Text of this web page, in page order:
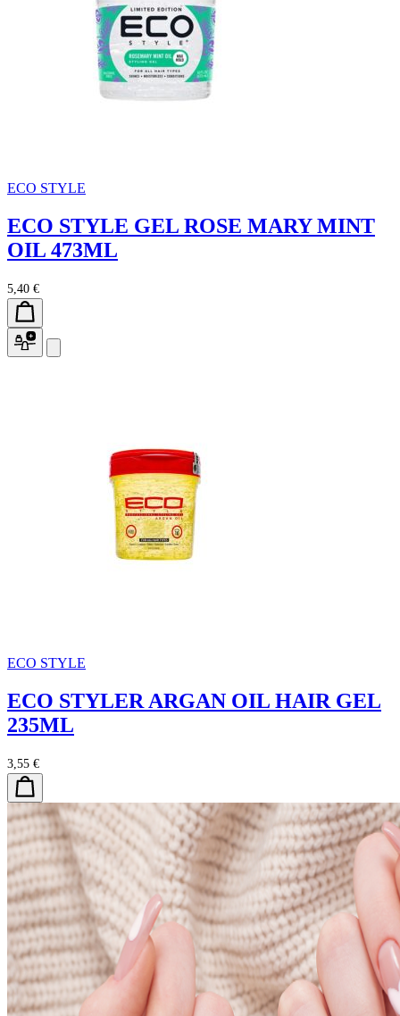
ECO STYLE
ECO STYLE GEL ROSE MARY MINT
OIL 473ML
5,40 €
ECO STYLE
ECO STYLER ARGAN OIL HAIR GEL
235ML
3,55 €